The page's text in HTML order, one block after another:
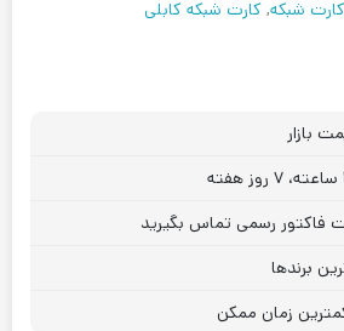
کارت شبکه, کارت شبکه کابلی
بازار
فاکتور رسمی تماس بگیرید
برندها
زمان ممکن